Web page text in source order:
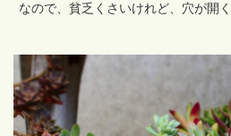
なので、貧乏くさいけれど、穴が開